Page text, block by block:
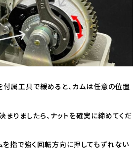
付属工具で緩めると、カムは任意の位置
りましたら、ナットを確実に締めてくだ
を指で強く回転方向に押してもずれない